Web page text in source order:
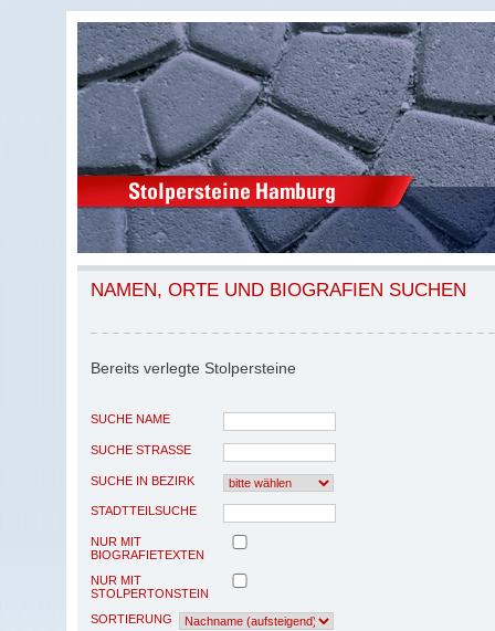
NAMEN, ORTE UND BIOGRAFIEN SUCHEN
Bereits verlegte Stolpersteine
SUCHE NAME
SUCHE STRASSE
SUCHE IN BEZIRK
STADTTEILSUCHE
NUR MIT
BIOGRAFIETEXTEN
NUR MIT
STOLPERTONSTEIN
SORTIERUNG